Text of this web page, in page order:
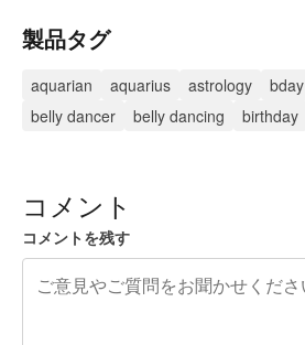
製品タグ
aquarian aquarius astrology bday
belly dancer
belly dancing birthday
コメント
コメントを残す